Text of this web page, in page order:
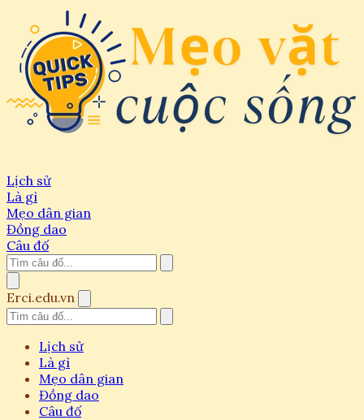
Lịch sử
Là gì
Mẹo dân gian
Đồng dao
Câu đố
Erci.edu.vn
Lịch sử
Là gì
Mẹo dân gian
Đồng dao
Câu đố